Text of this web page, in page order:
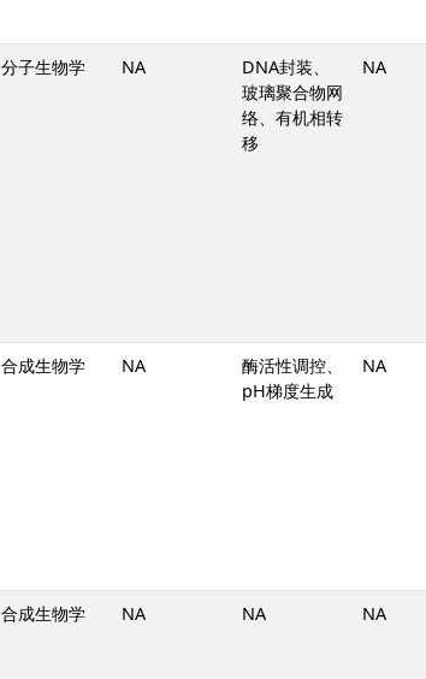
分子生物学 NA
DNA封装、
玻璃聚合物网
络、有机相转
移
NA
合成生物学 NA
酶活性调控、
pH梯度生成
NA
合成生物学 NA NA NA